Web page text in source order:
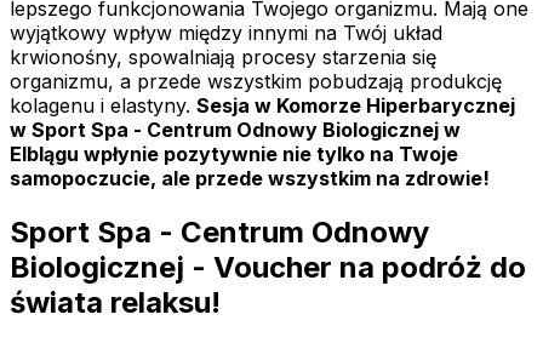
lepszego funkcjonowania Twojego organizmu. Mają one
wyjątkowy wpływ między innymi na Twój układ
krwionośny, spowalniają procesy starzenia się
organizmu, a przede wszystkim pobudzają produkcję
kolagenu i elastyny. Sesja w Komorze Hiperbarycznej
w Sport Spa - Centrum Odnowy Biologicznej w
Elblągu wpłynie pozytywnie nie tylko na Twoje
samopoczucie, ale przede wszystkim na zdrowie!
Sport Spa - Centrum Odnowy
Biologicznej - Voucher na podróż do
świata relaksu!